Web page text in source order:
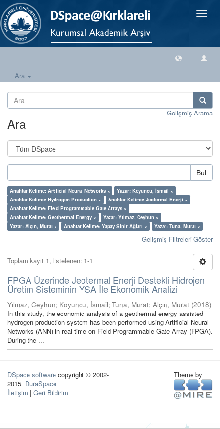
Geçiş
Ara
Gelişmiş Arama
Ara
Bul
Anahtar Kelime: Artificial Neural Networks ×
Yazar: Koyuncu, İsmail ×
Anahtar Kelime: Hydrogen Production ×
Anahtar Kelime: Jeotermal Enerji ×
Anahtar Kelime: Field Programmable Gate Arrays ×
Anahtar Kelime: Geothermal Energy ×
Yazar: Yılmaz, Ceyhun ×
Yazar: Alçın, Murat ×
Anahtar Kelime: Yapay Sinir Ağları × Yazar: Tuna, Murat ×
Gelişmiş Filtreleri Göster
Toplam kayıt 1, listelenen: 1-1
FPGA Üzerinde Jeotermal Enerji Destekli Hidrojen
Üretim Sisteminin YSA İle Ekonomik Analizi
Yılmaz, Ceyhun; Koyuncu, İsmail; Tuna, Murat; Alçın, Murat (2018)
In this study, the economic analysis of a geothermal energy assisted
hydrogen production system has been performed using Artificial Neural
Networks (ANN) in real time on Field Programmable Gate Array (FPGA).
During the ...
DSpace software copyright © 2002-
2015 DuraSpace
İletişim | Geri Bildirim
Theme by